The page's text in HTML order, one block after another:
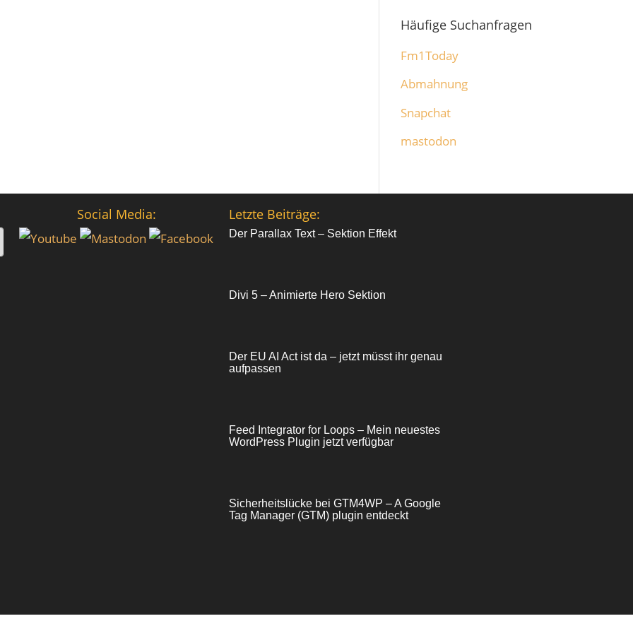
Häufige Suchanfragen
Fm1Today
Abmahnung
Snapchat
mastodon
Social Media: Letzte Beiträge:
Der Parallax Text – Sektion Effekt
Divi 5 – Animierte Hero Sektion
Der EU AI Act ist da – jetzt müsst ihr genau
aufpassen
Feed Integrator for Loops – Mein neuestes
WordPress Plugin jetzt verfügbar
Sicherheitslücke bei GTM4WP – A Google
Tag Manager (GTM) plugin entdeckt